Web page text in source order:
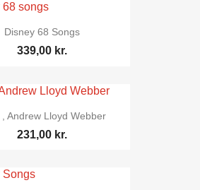
Disney 68 Songs
339,00 kr.
, Andrew Lloyd Webber
231,00 kr.